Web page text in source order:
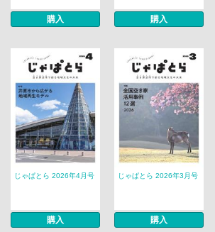
購入 購入
じゃぱとら 2026年4月号
購入
じゃぱとら 2026年3月号
購入